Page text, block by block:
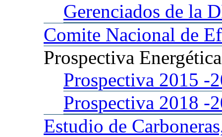
Gerenciados de la
Comite Nacional de
Prospectiva
Prospectiva 2015 -
Prospectiva 2018 -
Estudio de